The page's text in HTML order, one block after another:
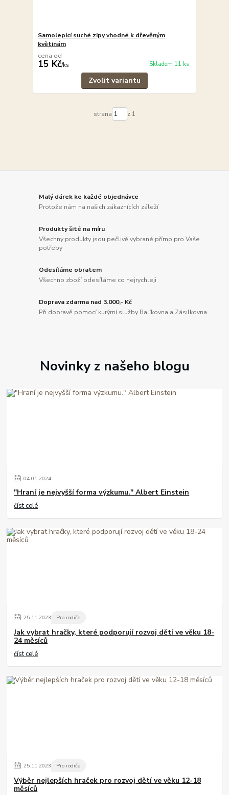
Samolepící suché zipy vhodné k dřevěným
květinám
cena od
15 Kč/ks Skladem 11 ks
Zvolit variantu
strana z 1
Malý dárek ke každé objednávce
Protože nám na našich zákaznících záleží
Produkty šité na míru
Všechny produkty jsou pečlivě vybrané přímo pro Vaše
potřeby
Odesíláme obratem
Všechno zboží odesíláme co nejrychleji
Doprava zdarma nad 3.000,- Kč
Při dopravě pomocí kurýrní služby Balíkovna a Zásilkovna
Novinky z našeho blogu
04.01.2024
"Hraní je nejvyšší forma výzkumu." Albert Einstein
číst celé
25.11.2023 Pro rodiče
Jak vybrat hračky, které podporují rozvoj dětí ve věku 18-
24 měsíců
číst celé
25.11.2023 Pro rodiče
Výběr nejlepších hraček pro rozvoj dětí ve věku 12-18
měsíců